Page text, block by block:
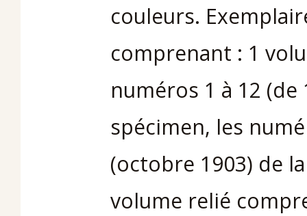
couleurs.
comprenant : 1
numéros 1 à 12
spécimen, les
(octobre 1903) de
volume relié